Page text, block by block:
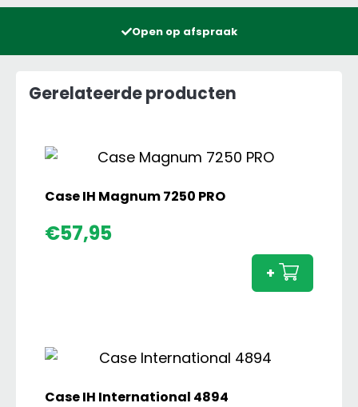
Open op afspraak
Gerelateerde producten
Case IH Magnum 7250 PRO
€57,95
7250
+
Case IH International 4894